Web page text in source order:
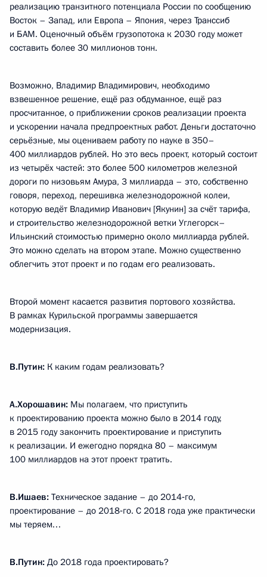
реализацию транзитного потенциала России по сообщению
Восток – Запад, или Европа – Япония, через Транссиб
и БАМ. Оценочный объём грузопотока к 2030 году может
составить более 30 миллионов тонн.
Возможно, Владимир Владимирович, необходимо
взвешенное решение, ещё раз обдуманное, ещё раз
просчитанное, о приближении сроков реализации проекта
и ускорении начала предпроектных работ. Деньги достаточно
серьёзные, мы оцениваем работу по науке в 350–
400 миллиардов рублей. Но это весь проект, который состоит
из четырёх частей: это более 500 километров железной
дороги по низовьям Амура, 3 миллиарда – это, собственно
говоря, переход, перешивка железнодорожной колеи,
которую ведёт Владимир Иванович [Якунин] за счёт тарифа,
и строительство железнодорожной ветки Углегорск–
Ильинский стоимостью примерно около миллиарда рублей.
Это можно сделать на втором этапе. Можно существенно
облегчить этот проект и по годам его реализовать.
Второй момент касается развития портового хозяйства.
В рамках Курильской программы завершается
модернизация.
В.Путин: К каким годам реализовать?
А.Хорошавин: Мы полагаем, что приступить
к проектированию проекта можно было в 2014 году,
в 2015 году закончить проектирование и приступить
к реализации. И ежегодно порядка 80 – максимум
100 миллиардов на этот проект тратить.
В.Ишаев: Техническое задание – до 2014‑го,
проектирование – до 2018‑го. С 2018 года уже практически
мы теряем…
В.Путин: До 2018 года проектировать?